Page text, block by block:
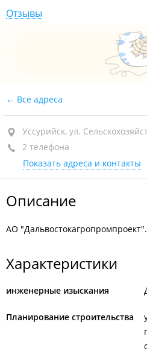
Отзывы
Все адреса
Уссурийск, ул.
2 телефона
Показать адреса и контакты
Описание
АО "Дальвостокагропромпроект".
Характеристики
инженерные изыскания
Планирование строительства